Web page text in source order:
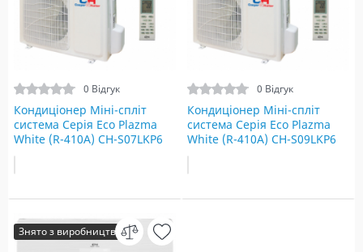
0 Відгук
Кондиціонер Міні-спліт
система Серія Eco Plazma
White (R-410A) СH-S07LKP6
0 Відгук
Кондиціонер Міні-спліт
система Серія Eco Plazma
White (R-410A) СH-S09LKP6
Знято з виробництва